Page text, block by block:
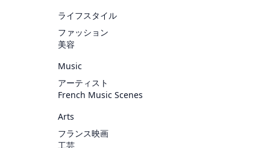
ライフスタイル
ファッション
美容
Music
アーティスト
French Music Scenes
Arts
フランス映画
工芸